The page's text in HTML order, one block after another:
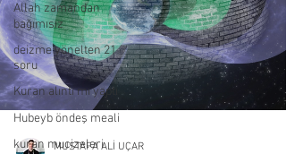
Allah zamandan
bağımısız
deizme yönelten 21
soru
Kuran alıntı mı yaptı
Hubeyb öndeş meali
kuran mucizeleri
MUSTAFA ALİ UÇAR